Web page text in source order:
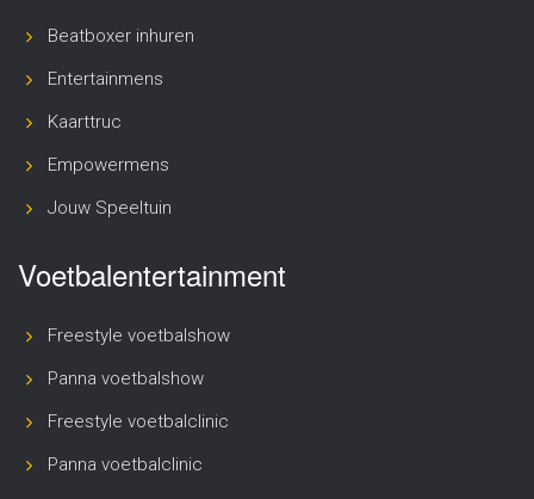
Beatboxer inhuren
Entertainmens
Kaarttruc
Empowermens
Jouw Speeltuin
Voetbalentertainment
Freestyle voetbalshow
Panna voetbalshow
Freestyle voetbalclinic
Panna voetbalclinic